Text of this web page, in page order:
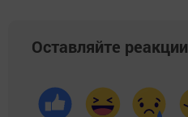
Оставляйте реакции